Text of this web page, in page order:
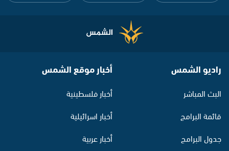
راديو الشمس
البث المباشر
قائمة البرامج
جدول البرامج
أخبار موقع الشمس
أخبار فلسطينية
أخبار اسرائيلية
أخبار عربية